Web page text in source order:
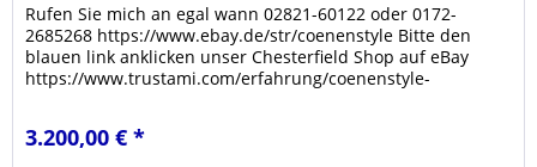
Rufen Sie mich an egal wann 02821-60122 oder 0172-
2685268 https://www.ebay.de/str/coenenstyle Bitte den
blauen link anklicken unser Chesterfield Shop auf eBay
https://www.trustami.com/erfahrung/coenenstyle-
3.200,00 € *